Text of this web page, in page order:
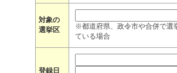
対象の
選挙区
※都道府県、政令市や合併で選
ている場合
登録日